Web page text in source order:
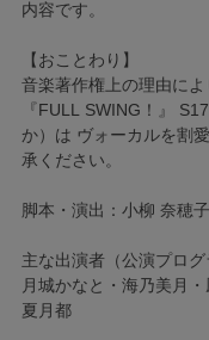
内容です。
【おことわり】
音楽著作権上の理由によ
『FULL SWING！』
か）は ヴォーカルを割
承ください。
脚本・演出：小柳 奈穂
主な出演者（公演プログ
月城かなと・海乃美月
夏月都